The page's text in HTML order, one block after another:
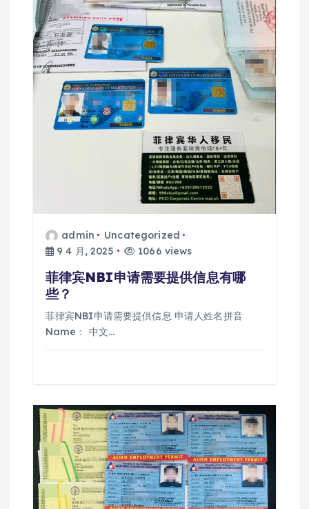
admin
Uncategorized
9 4 月, 2025
1066 views
菲律宾NBI申请需要提供信息有哪
些？
菲律宾NBI申请需要提供信息 申请人姓名拼音
Name： 中文…